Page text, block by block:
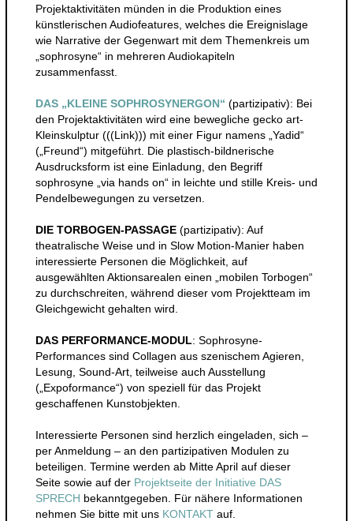
Projektaktivitäten münden in die Produktion eines
künstlerischen Audiofeatures, welches die Ereignislage
wie Narrative der Gegenwart mit dem Themenkreis um
„sophrosyne“ in mehreren Audiokapiteln
zusammenfasst.
DAS „KLEINE SOPHROSYNERGON“ (partizipativ): Bei
den Projektaktivitäten wird eine bewegliche gecko art-
Kleinskulptur (((Link))) mit einer Figur namens „Yadid“
(„Freund“) mitgeführt. Die plastisch-bildnerische
Ausdrucksform ist eine Einladung, den Begriff
sophrosyne „via hands on“ in leichte und stille Kreis- und
Pendelbewegungen zu versetzen.
DIE TORBOGEN-PASSAGE(partizipativ): Auf
theatralische Weise und in Slow Motion-Manier haben
interessierte Personen die Möglichkeit, auf
ausgewählten Aktionsarealen einen „mobilen Torbogen“
zu durchschreiten, während dieser vom Projektteam im
Gleichgewicht gehalten wird.
DAS PERFORMANCE-MODUL: Sophrosyne-
Performances sind Collagen aus szenischem Agieren,
Lesung, Sound-Art, teilweise auch Ausstellung
(„Expoformance“) von speziell für das Projekt
geschaffenen Kunstobjekten.
Interessierte Personen sind herzlich eingeladen, sich –
per Anmeldung – an den partizipativen Modulen zu
beteiligen. Termine werden ab Mitte April auf dieser
Seite sowie auf der Projektseite der Initiative DAS
SPRECH bekanntgegeben. Für nähere Informationen
nehmen Sie bitte mit uns KONTAKTauf.